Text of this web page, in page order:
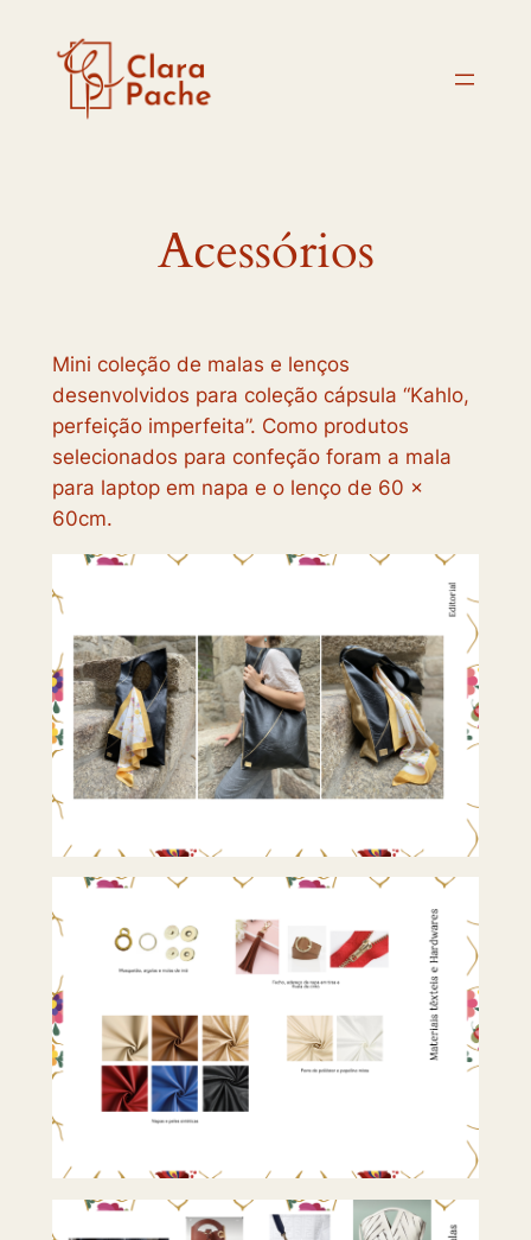
Acessórios
Mini coleção de malas e lenços
desenvolvidos para coleção cápsula “Kahlo,
perfeição imperfeita”. Como produtos
selecionados para confeção foram a mala
para laptop em napa e o lenço de 60 x
60cm.